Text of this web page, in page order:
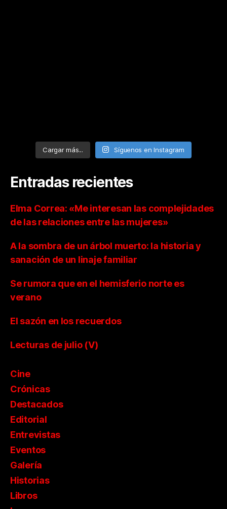
Cargar más... Síguenos en Instagram
Entradas recientes
Elma Correa: «Me interesan las complejidades
de las relaciones entre las mujeres»
A la sombra de un árbol muerto: la historia y
sanación de un linaje familiar
Se rumora que en el hemisferio norte es
verano
El sazón en los recuerdos
Lecturas de julio (V)
Cine
Crónicas
Destacados
Editorial
Entrevistas
Eventos
Galería
Historias
Libros